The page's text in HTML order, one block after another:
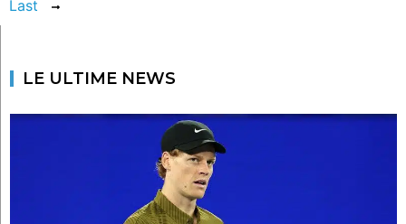
Last
LE ULTIME NEWS